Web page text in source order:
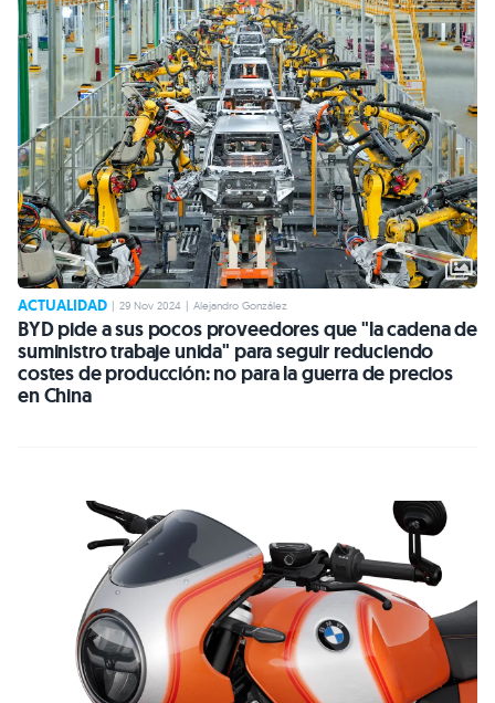
ACTUALIDAD | 29 Nov 2024 | Alejandro González
BYD pide a sus pocos proveedores que "la cadena de
suministro trabaje unida" para seguir reduciendo
costes de producción: no para la guerra de precios
en China